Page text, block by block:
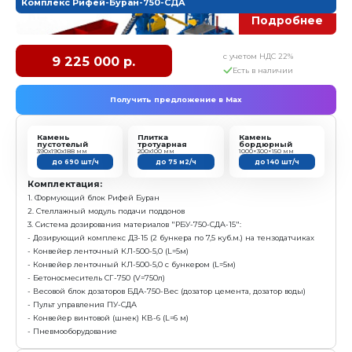
- Смеситель БП-2Г-375
- Несущая рама
- Дозатор заполнителя ДЗ-24 ( 2 бункера по 12м3
2/6м3)
- Конвейер ленточный наклонный на
- Дозатор цемента ДЦ - 150 (до 150кг)
- Насос для подачи воды
- Пульт с системой автоматического управления
(режим работы «одна кнопка»)
- Конвейер винтовой (шнек) КВ-3 (L=3м)
- Пневмооборудование, Компрессор
Характеристика:
Размер формовочного поля: 1000х500 мм
Размер технологического поддона: 1150х600х40 мм
Высота формуемых изделий: 30...250 мм